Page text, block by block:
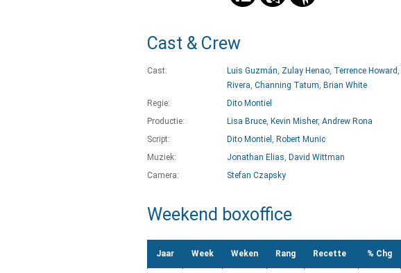
Cast & Crew
Cast: Luis Guzmán, Zulay Henao, Terrence Howard ,
Rivera, Channing Tatum, Brian White
Regie:
Dito Montiel
Productie:
Lisa Bruce, Kevin Misher, Andrew Rona
Script:
Dito Montiel , Robert Munic
Muziek:
Jonathan Elias, David Wittman
Camera:
Stefan Czapsky
Weekend boxoffice
Jaar Week Weken Rang Recette % Chg